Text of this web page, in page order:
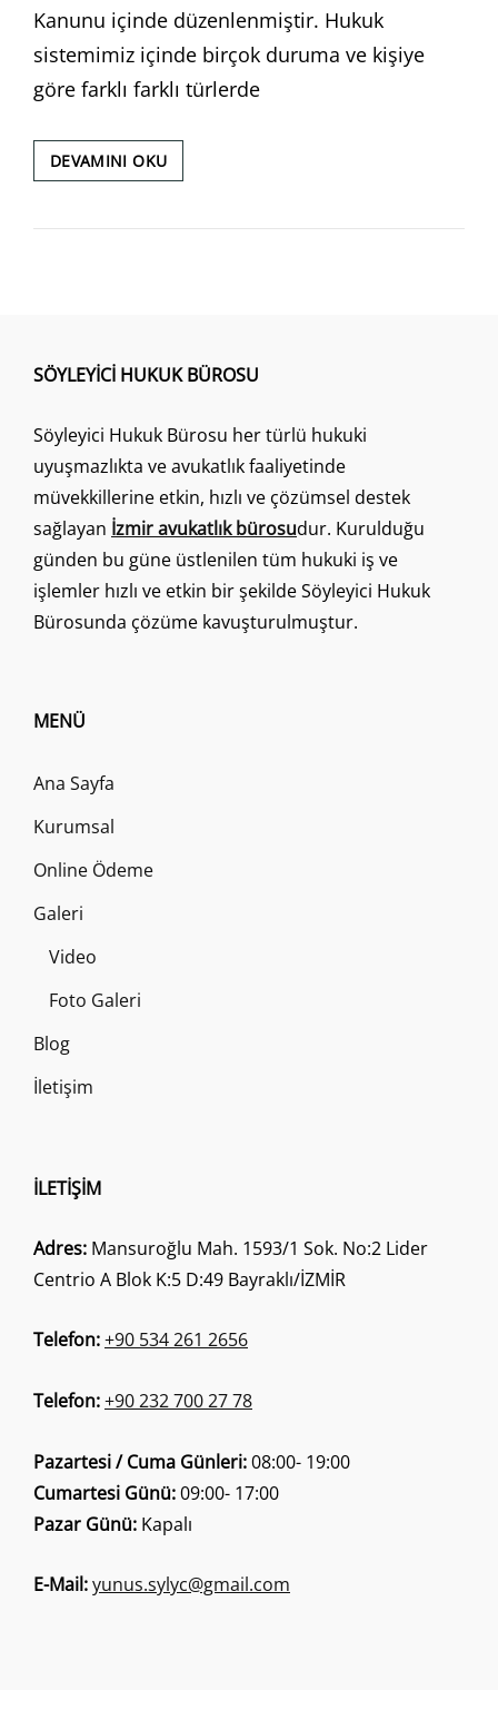
Kanunu içinde düzenlenmiştir. Hukuk
sistemimiz içinde birçok duruma ve kişiye
göre farklı farklı türlerde
DEVAMINI OKUİZMIR
NAFAKA
SÖYLEYICI HUKUK BÜROSU
Söyleyici Hukuk Bürosu her türlü hukuki
uyuşmazlıkta ve avukatlık faaliyetinde
müvekkillerine etkin, hızlı ve çözümsel destek
sağlayan İzmir avukatlık bürosudur. Kurulduğu
günden bu güne üstlenilen tüm hukuki iş ve
işlemler hızlı ve etkin bir şekilde Söyleyici Hukuk
Bürosunda çözüme kavuşturulmuştur.
MENÜ
Ana Sayfa
Kurumsal
Online Ödeme
Galeri
Video
Foto Galeri
Blog
İletişim
İLETIŞIM
Adres: Mansuroğlu Mah. 1593/1 Sok. No:2 Lider
Centrio A Blok K:5 D:49 Bayraklı/İZMİR
Telefon:+90 534 261 2656
Telefon:+90 232 700 27 78
Pazartesi / Cuma Günleri:08:00- 19:00
Cumartesi Günü:09:00- 17:00
Pazar Günü: Kapalı
E-Mail:yunus.sylyc@gmail.com